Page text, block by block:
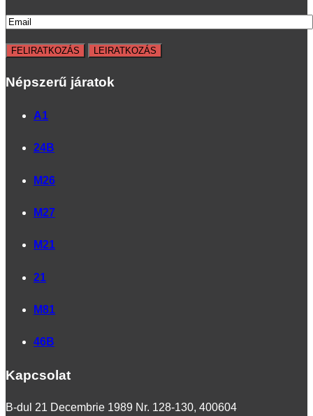
Népszerű járatok
A1
24B
M26
M27
M21
21
M81
46B
Kapcsolat
B-dul 21 Decembrie 1989 Nr. 128-130, 400604